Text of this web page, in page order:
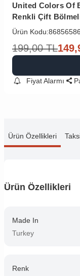
United Colors Of
Renkli Çift
Ürün Kodu:
199,00 TL
Fiyat Alarmı
Ürün Özellikleri
Ürün Özellikleri
Made In
Turkey
Renk